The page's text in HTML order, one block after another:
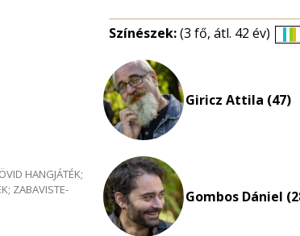
HANGJÁTÉK;
ZABAVISTE-
Színészek:(3 fő, átl. 42 év)
Giricz Attila (47)
Gombos Dániel